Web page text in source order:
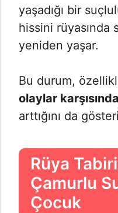
yaşadığı bir
hissini rüyasında
yeniden yaşar.
Bu durum,
olaylar karşısında
arttığını da
Rüya
Çamurlu
Çocuk